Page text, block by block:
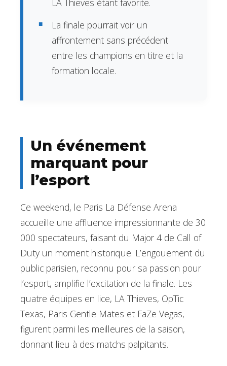
La finale pourrait voir un
affrontement sans précédent
entre les champions en titre et la
formation locale.
Un événement
marquant pour
l’esport
Ce weekend, le Paris La Défense Arena
accueille une affluence impressionnante de 30
000 spectateurs, faisant du Major 4 de Call of
Duty un moment historique. L’engouement du
public parisien, reconnu pour sa passion pour
l’esport, amplifie l’excitation de la finale. Les
quatre équipes en lice, LA Thieves, OpTic
Texas, Paris Gentle Mates et FaZe Vegas,
figurent parmi les meilleures de la saison,
donnant lieu à des matchs palpitants.